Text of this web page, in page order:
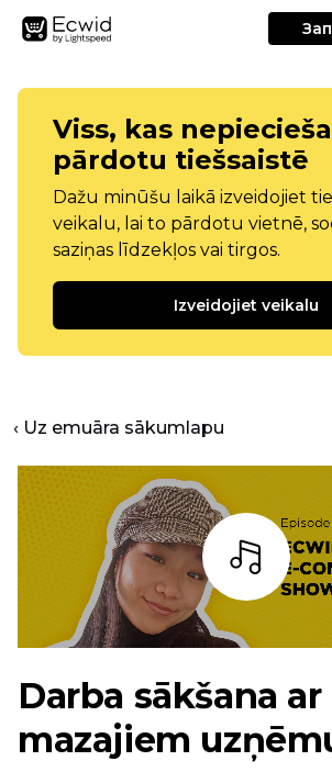
Viss, kas
pārdotu tiešsaistē
Dažu minūšu laikā izveidojiet
veikalu, lai to pārdotu vietnē,
saziņas līdzekļos vai tirgos.
Izveidojiet veikalu
‹ Uz emuāra sākumlapu
Darba sākšana
mazajiem